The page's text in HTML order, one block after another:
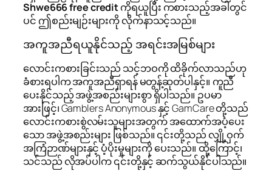
Shwe666 free creditကိုရယူပြီး ကစားသည့်အခါတွင်
ပင် ဤစည်းမျဉ်းများကို လိုက်နာသင့်သည်။
အကူအညီရယူနိုင်သည့် အရင်းအမြစ်များ
လောင်းကစားခြင်းသည် သင့်ဘဝကို ထိခိုက်လာသည်ဟု
ခံစားရပါက အကူအညီရှာရန် မတွန့်ဆုတ်ပါနှင့်။ ကူညီ
ပေးနိုင်သည့် အဖွဲ့အစည်းများစွာ ရှိပါသည်။ ဥပမာ
အားဖြင့်၊ Gamblers Anonymous နှင့် GamCare တို့သည်
လောင်းကစားစွဲလမ်းသူများအတွက် အထောက်အပံ့ပေး
သော အဖွဲ့အစည်းများ ဖြစ်သည်။ ၎င်းတို့သည် လျှို့ဝှက်
အကြံဉာဏ်များနှင့် ပံ့ပိုးမှုများကို ပေးသည်။ ထို့ကြောင့်၊
သင်သည် လိုအပ်ပါက ၎င်းတို့နှင့် ဆက်သွယ်နိုင်ပါသည်။